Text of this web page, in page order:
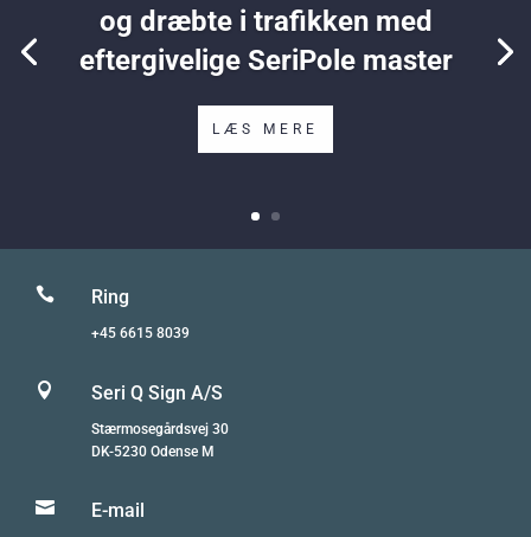
og dræbte i trafikken med
eftergivelige SeriPole master
LÆS MERE
 Ring
+45 6615 8039
 Seri Q Sign A/S
Stærmosegårdsvej 30
DK-5230 Odense M
 E-mail